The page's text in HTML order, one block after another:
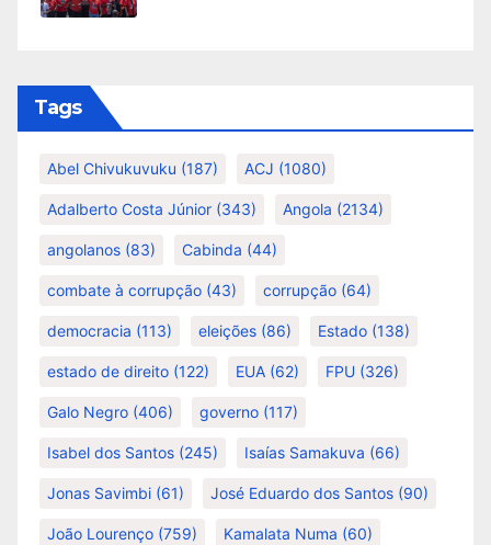
Tags
Abel Chivukuvuku (187) ACJ (1080)
Adalberto Costa Júnior (343) Angola (2134)
angolanos (83) Cabinda (44)
combate à corrupção (43) corrupção (64)
democracia (113) eleições (86) Estado (138)
estado de direito (122) EUA (62) FPU (326)
Galo Negro (406) governo (117)
Isabel dos Santos (245) Isaías Samakuva (66)
Jonas Savimbi (61) José Eduardo dos Santos (90)
João Lourenço (759) Kamalata Numa (60)